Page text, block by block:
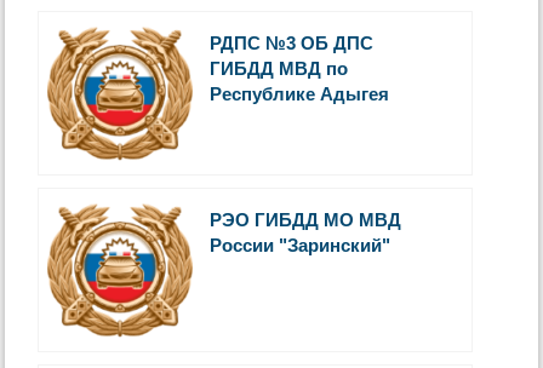
РДПС №3 ОБ ДПС
ГИБДД МВД по
Республике Адыгея
РЭО ГИБДД МО МВД
России "Заринский"